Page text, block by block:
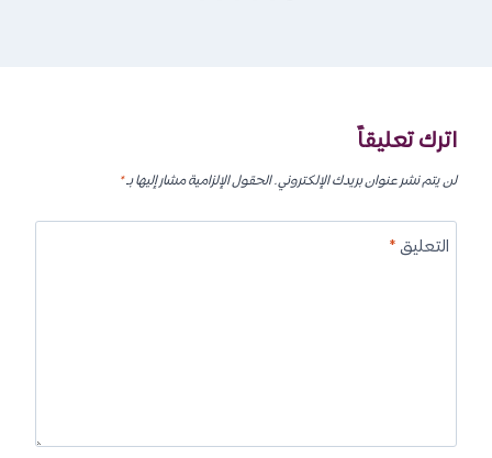
اترك تعليقاً
لن يتم نشر عنوان بريدك الإلكتروني.الحقول الإلزامية مشار إليها بـ*
التعليق*